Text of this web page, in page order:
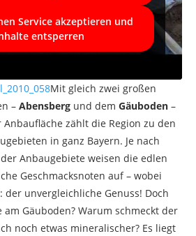
Service akzeptieren und
entsperren
Mit gleich zwei großen
– Abensberg und dem Gäuboden –
zählt die Region zu den
in ganz Bayern. Je nach
Anbaugebiete weisen die edlen
Geschmacksnoten auf – wobei
der unvergleichliche Genuss! Doch
am Gäuboden? Warum schmeckt der
noch etwas mineralischer? Es liegt